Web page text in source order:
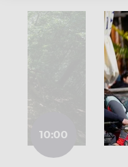
10:00